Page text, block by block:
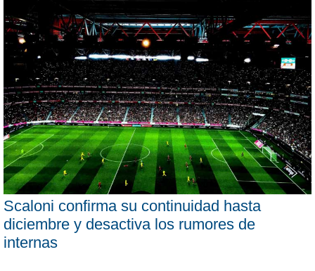
Scaloni confirma su continuidad hasta
diciembre y desactiva los rumores de
internas